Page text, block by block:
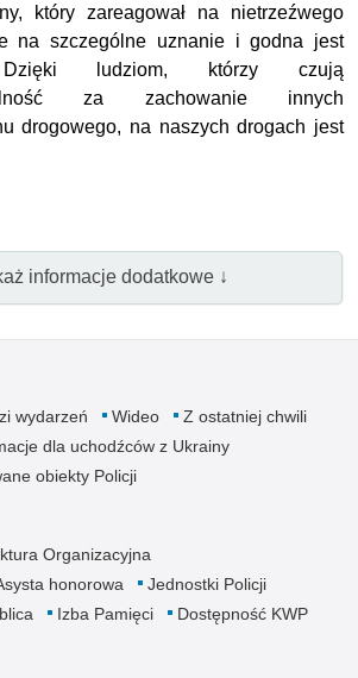
który zareagował na nietrzeźwego
na szczególne uznanie i godna jest
Dzięki ludziom, którzy czują
za zachowanie innych
drogowego, na naszych drogach jest
informacje dodatkowe ↓
wydarzeń Wideo
Z ostatniej chwili
dla uchodźców z Ukrainy
obiekty Policji
Organizacyjna
honorowa
Jednostki Policji
Izba Pamięci Dostępność KWP